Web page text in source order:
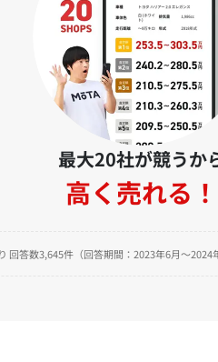
最大20社が競うか
高く売れる！
回答数3,645件（回答期間：2023年6月～2024